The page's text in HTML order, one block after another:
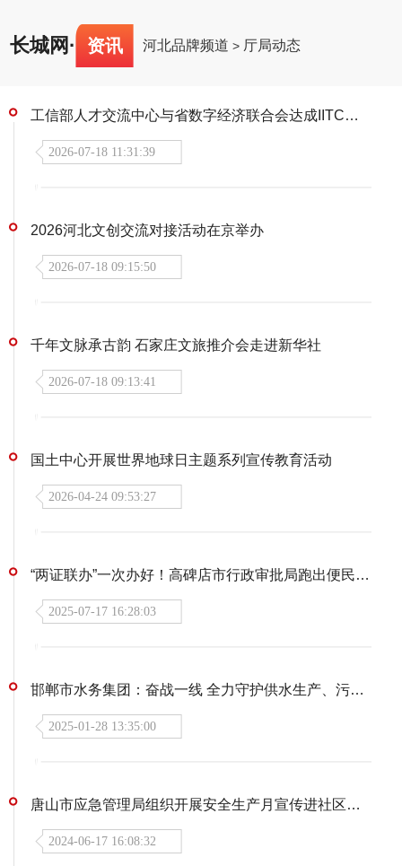
长城网 · 资讯 河北品牌频道 > 厅局动态
工信部人才交流中心与省数字经济联合会达成IITC人才评价项目合作
2026-07-18 11:31:39
2026河北文创交流对接活动在京举办
2026-07-18 09:15:50
千年文脉承古韵 石家庄文旅推介会走进新华社
2026-07-18 09:13:41
国土中心开展世界地球日主题系列宣传教育活动
2026-04-24 09:53:27
“两证联办”一次办好！高碑店市行政审批局跑出便民加速度
2025-07-17 16:28:03
邯郸市水务集团：奋战一线 全力守护供水生产、污水处理运行稳定
2025-01-28 13:35:00
唐山市应急管理局组织开展安全生产月宣传进社区活动
2024-06-17 16:08:32